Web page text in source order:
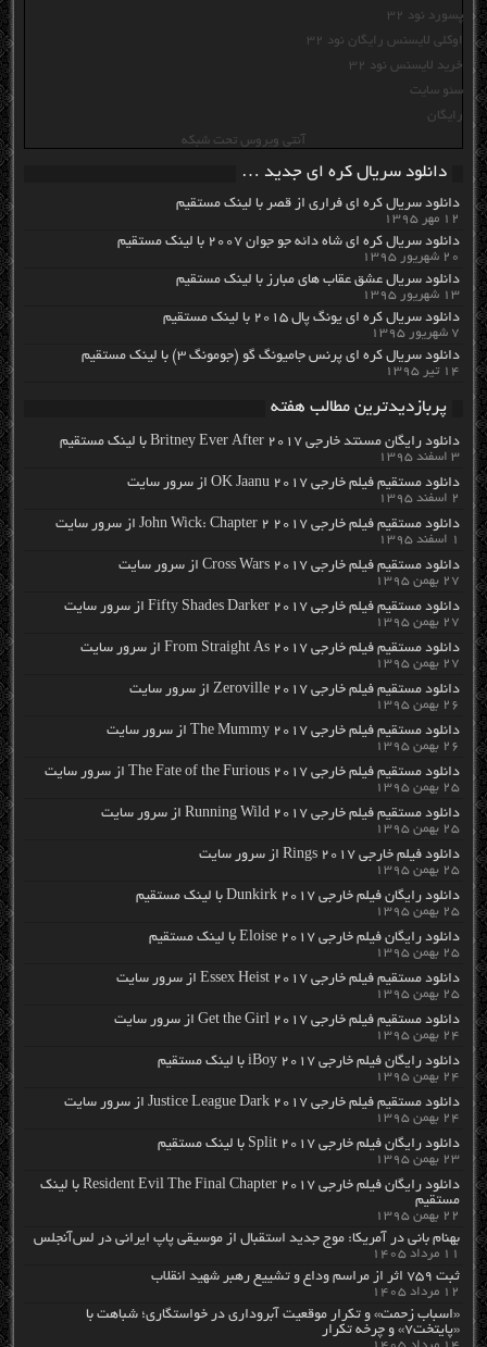
پسورد نود 32
اوکلی لایسنس رایگان نود 32
خرید لایسنس نود 32
سئو سایت
رایگان
آنتی ویروس تحت شبکه
دانلود سریال کره ای جدید …
دانلود سریال کره ای فراری از قصر با لینک مستقیم
۱۲ مهر ۱۳۹۵
دانلود سریال کره ای شاه دائه جو جوان ۲۰۰۷ با لینک مستقیم
۲۰ شهریور ۱۳۹۵
دانلود سریال عشق عقاب های مبارز با لینک مستقیم
۱۳ شهریور ۱۳۹۵
دانلود سریال کره ای یونگ پال ۲۰۱۵ با لینک مستقیم
۷ شهریور ۱۳۹۵
دانلود سریال کره ای پرنس جامیونگ گو (جومونگ ۳) با لینک مستقیم
۱۴ تیر ۱۳۹۵
پربازدیدترین مطالب هفته
دانلود رایگان مسنتد خارجی Britney Ever After 2017 با لینک مستقیم
۳ اسفند ۱۳۹۵
دانلود مستقیم فیلم خارجی OK Jaanu 2017 از سرور سایت
۲ اسفند ۱۳۹۵
دانلود مستقیم فیلم خارجی John Wick: Chapter 2 2017 از سرور سایت
۱ اسفند ۱۳۹۵
دانلود مستقیم فیلم خارجی Cross Wars 2017 از سرور سایت
۲۷ بهمن ۱۳۹۵
دانلود مستقیم فیلم خارجی Fifty Shades Darker 2017 از سرور سایت
۲۷ بهمن ۱۳۹۵
دانلود مستقیم فیلم خارجی From Straight As 2017 از سرور سایت
۲۷ بهمن ۱۳۹۵
دانلود مستقیم فیلم خارجی Zeroville 2017 از سرور سایت
۲۶ بهمن ۱۳۹۵
دانلود مستقیم فیلم خارجی The Mummy 2017 از سرور سایت
۲۶ بهمن ۱۳۹۵
دانلود مستقیم فیلم خارجی The Fate of the Furious 2017 از سرور سایت
۲۵ بهمن ۱۳۹۵
دانلود مستقیم فیلم خارجی Running Wild 2017 از سرور سایت
۲۵ بهمن ۱۳۹۵
دانلود فیلم خارجی Rings 2017 از سرور سایت
۲۵ بهمن ۱۳۹۵
دانلود رایگان فیلم خارجی Dunkirk 2017 با لینک مستقیم
۲۵ بهمن ۱۳۹۵
دانلود رایگان فیلم خارجی Eloise 2017 با لینک مستقیم
۲۵ بهمن ۱۳۹۵
دانلود مستقیم فیلم خارجی Essex Heist 2017 از سرور سایت
۲۵ بهمن ۱۳۹۵
دانلود مستقیم فیلم خارجی Get the Girl 2017 از سرور سایت
۲۴ بهمن ۱۳۹۵
دانلود رایگان فیلم خارجی iBoy 2017 با لینک مستقیم
۲۴ بهمن ۱۳۹۵
دانلود مستقیم فیلم خارجی Justice League Dark 2017 از سرور سایت
۲۴ بهمن ۱۳۹۵
دانلود رایگان فیلم خارجی Split 2017 با لینک مستقیم
۲۳ بهمن ۱۳۹۵
دانلود رایگان فیلم خارجی Resident Evil The Final Chapter 2017 با لینک
مستقیم
۲۲ بهمن ۱۳۹۵
بهنام بانی در آمریکا: موج جدید استقبال از موسیقی پاپ ایرانی در لس‌آنجلس
۱۱ مرداد ۱۴۰۵
ثبت ۷۵۹ اثر از مراسم وداع و تشییع رهبر شهید انقلاب
۱۲ مرداد ۱۴۰۵
«اسباب زحمت» و تکرار موقعیت آبروداری در خواستگاری؛ شباهت با
«پایتخت۷» و چرخه تکرار